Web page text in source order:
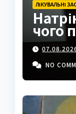
ЛІКУВАЛЬНІ
чого
NO